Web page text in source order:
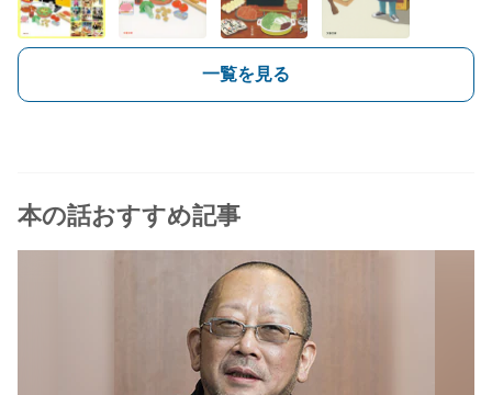
一覧を見る
本の話おすすめ記事